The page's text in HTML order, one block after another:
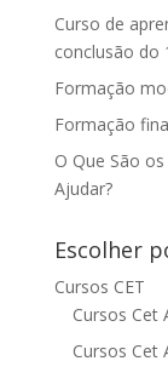
Curso de
conclusão do
Formação
Formação
O Que São
Ajudar?
Escolher
Cursos CET
Cursos Cet
Cursos Cet